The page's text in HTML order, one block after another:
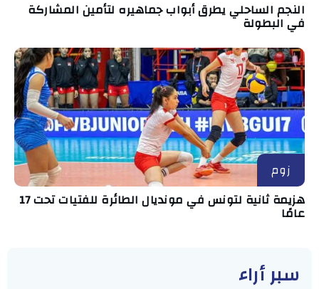
النجم الساحلي يطرق أبواب جماهيره لتأمين المشاركة
في البطولة
زوم
هزيمة ثانية لتونس في مونديال الطائرة للفتيات تحت 17
عامًا
سبر أراء